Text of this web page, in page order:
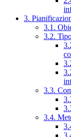
3.
3.1.
3.2.
3.3.
3.4.